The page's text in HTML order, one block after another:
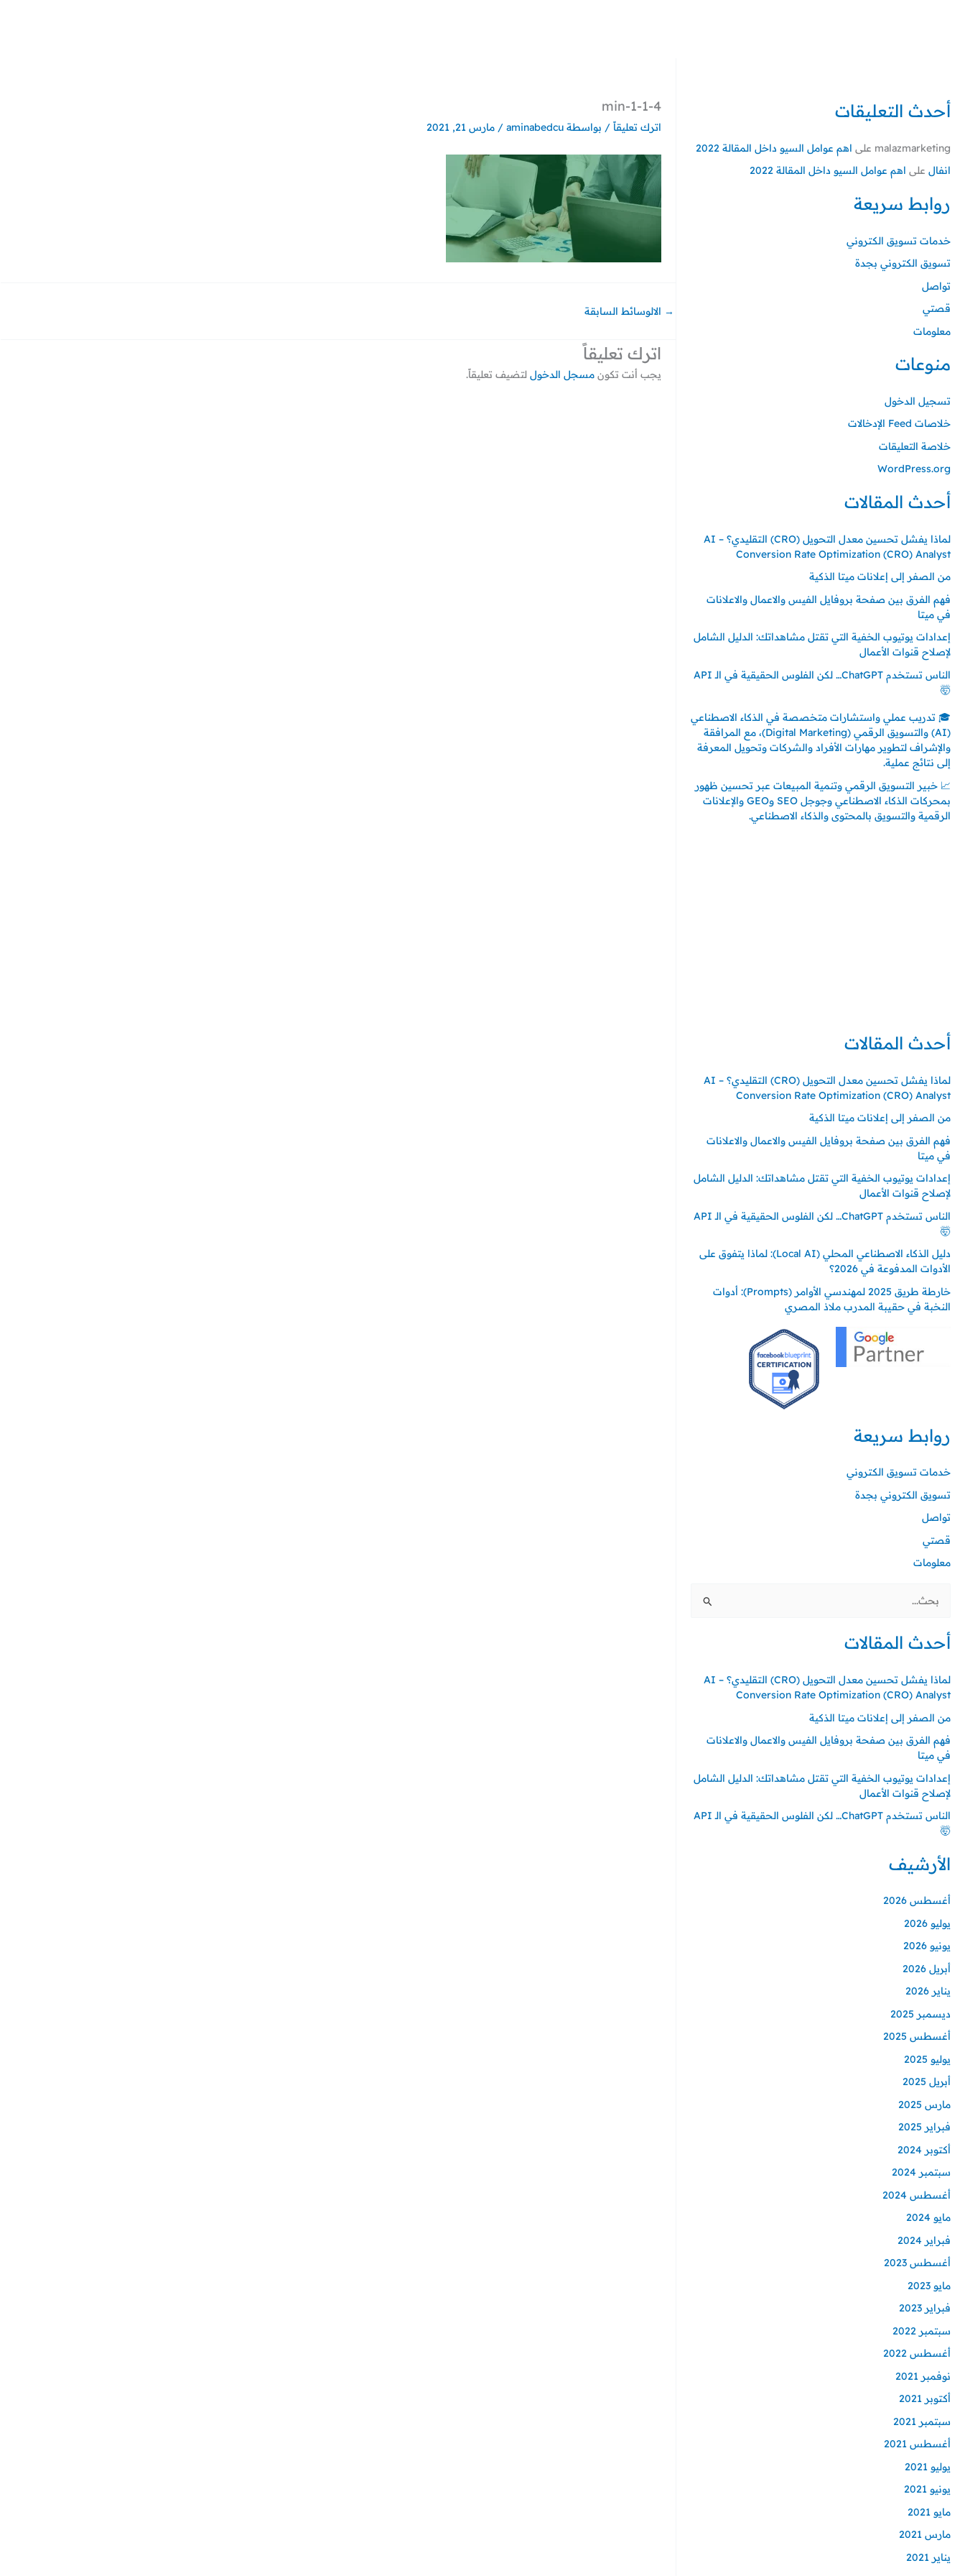
أحدث التعليقات
malazmarketing على اهم عوامل السيو داخل المقالة 2022
انفال على اهم عوامل السيو داخل المقالة 2022
روابط سريعة
خدمات تسويق الكتروني
تسويق الكتروني بجدة
تواصل
قصتي
معلومات
منوعات
تسجيل الدخول
خلاصات Feed الإدخالات
خلاصة التعليقات
WordPress.org
أحدث المقالات
لماذا يفشل تحسين معدل التحويل (CRO) التقليدي؟ – AI
Conversion Rate Optimization (CRO) Analyst
من الصفر إلى إعلانات ميتا الذكية
فهم الفرق بين صفحة بروفايل الفيس والاعمال والاعلانات
في ميتا
إعدادات يوتيوب الخفية التي تقتل مشاهداتك: الدليل الشامل
لإصلاح قنوات الأعمال
الناس تستخدم ChatGPT… لكن الفلوس الحقيقية في الـ API
🤯
🎓 تدريب عملي واستشارات متخصصة في الذكاء الاصطناعي
(AI) والتسويق الرقمي (Digital Marketing)، مع المرافقة
والإشراف لتطوير مهارات الأفراد والشركات وتحويل المعرفة
إلى نتائج عملية.
📈 خبير التسويق الرقمي وتنمية المبيعات عبر تحسين ظهور
بمحركات الذكاء الاصطناعي وجوجل SEO وGEO والإعلانات
الرقمية والتسويق بالمحتوى والذكاء الاصطناعي.
أحدث المقالات
لماذا يفشل تحسين معدل التحويل (CRO) التقليدي؟ – AI
Conversion Rate Optimization (CRO) Analyst
من الصفر إلى إعلانات ميتا الذكية
فهم الفرق بين صفحة بروفايل الفيس والاعمال والاعلانات
في ميتا
إعدادات يوتيوب الخفية التي تقتل مشاهداتك: الدليل الشامل
لإصلاح قنوات الأعمال
الناس تستخدم ChatGPT… لكن الفلوس الحقيقية في الـ API
🤯
دليل الذكاء الاصطناعي المحلي (Local AI): لماذا يتفوق على
الأدوات المدفوعة في 2026؟
خارطة طريق 2025 لمهندسي الأوامر (Prompts): أدوات
النخبة في حقيبة المدرب ملاذ المصري
روابط سريعة
خدمات تسويق الكتروني
تسويق الكتروني بجدة
تواصل
قصتي
معلومات
البحث
أحدث المقالات
لماذا يفشل تحسين معدل التحويل (CRO) التقليدي؟ – AI
Conversion Rate Optimization (CRO) Analyst
من الصفر إلى إعلانات ميتا الذكية
فهم الفرق بين صفحة بروفايل الفيس والاعمال والاعلانات
في ميتا
إعدادات يوتيوب الخفية التي تقتل مشاهداتك: الدليل الشامل
لإصلاح قنوات الأعمال
الناس تستخدم ChatGPT… لكن الفلوس الحقيقية في الـ API
🤯
الأرشيف
أغسطس 2026
يوليو 2026
يونيو 2026
أبريل 2026
يناير 2026
ديسمبر 2025
أغسطس 2025
يوليو 2025
أبريل 2025
مارس 2025
فبراير 2025
أكتوبر 2024
سبتمبر 2024
أغسطس 2024
مايو 2024
فبراير 2024
أغسطس 2023
مايو 2023
فبراير 2023
سبتمبر 2022
أغسطس 2022
نوفمبر 2021
أكتوبر 2021
سبتمبر 2021
أغسطس 2021
يوليو 2021
يونيو 2021
مايو 2021
مارس 2021
يناير 2021
4-min-1-1
اترك تعليقاً / بواسطة aminabedcu
/مارس 21, 2021
→ الالوسائط السابقة
اترك تعليقاً
يجب أنت تكونمسجل الدخول لتضيف تعليقاً.